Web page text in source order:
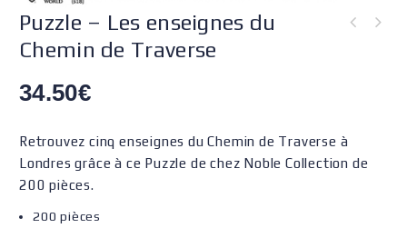
Puzzle – Les enseignes du
Chemin de Traverse
34.50€
Retrouvez cinq enseignes du Chemin de Traverse à
Londres grâce à ce Puzzle de chez Noble Collection de
200 pièces.
200 pièces